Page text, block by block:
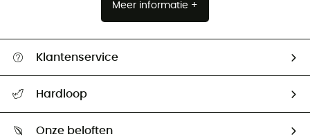
Meer informatie +
Klantenservice
Mijn zending volgen
Retourzendingen & Terugbetalingen
Hardloop
Onze beloften